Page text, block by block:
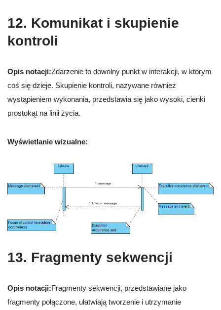
12. Komunikat i skupienie
kontroli
Opis notacji:Zdarzenie to dowolny punkt w interakcji, w którym
coś się dzieje. Skupienie kontroli, nazywane również
wystąpieniem wykonania, przedstawia się jako wysoki, cienki
prostokąt na linii życia.
Wyświetlanie wizualne:
13. Fragmenty sekwencji
Opis notacji:Fragmenty sekwencji, przedstawiane jako
fragmenty połączone, ułatwiają tworzenie i utrzymanie